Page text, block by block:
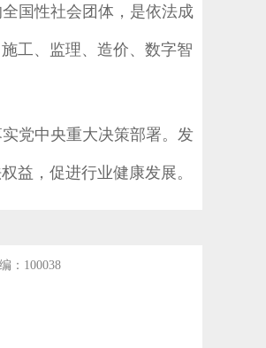
国性社会团体，是依法成
工、监理、造价、数字智
党中央重大决策部署。发
益，促进行业健康发展。
：100038